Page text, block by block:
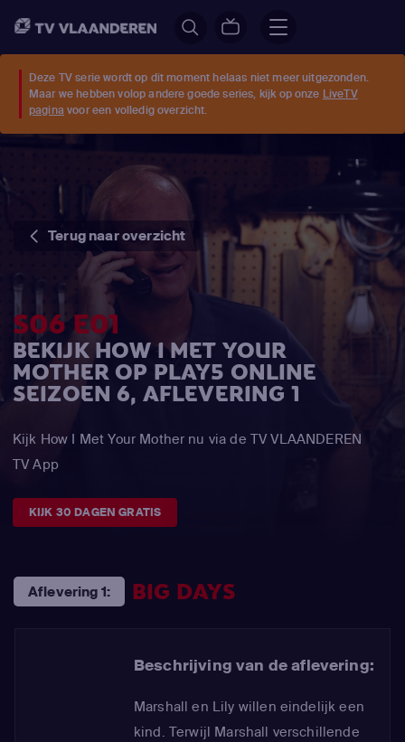
Deze TV serie wordt op dit moment helaas niet meer uitgezonden.
Maar we hebben volop andere goede series, kijk op onze LiveTV
pagina voor een volledig overzicht.
Terug naar overzicht
S06 E01
BEKIJK HOW I MET YOUR
MOTHER OP PLAY5 ONLINE
SEIZOEN 6, AFLEVERING 1
Kijk How I Met Your Mother nu via de TV VLAANDEREN
TV App
KIJK 30 DAGEN GRATIS
Aflevering 1: BIG DAYS
Beschrijving van de aflevering:
Marshall en Lily willen eindelijk een
kind. Terwijl Marshall verschillende